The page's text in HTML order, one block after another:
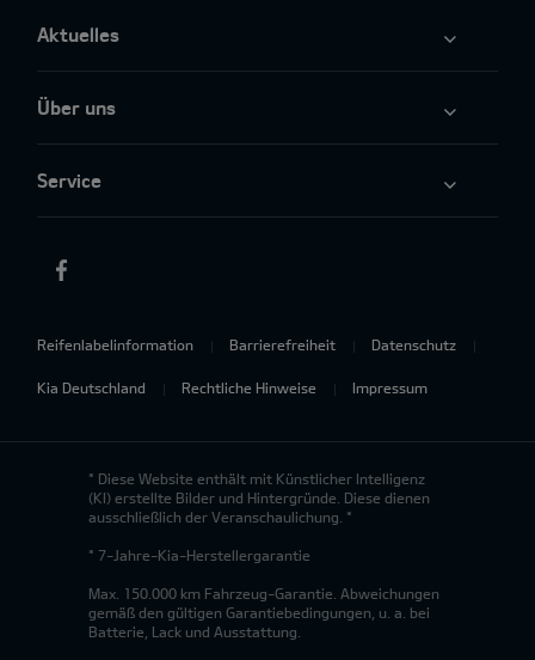
Aktuelles
Über uns
Service
Reifenlabelinformation Barrierefreiheit Datenschutz
Kia Deutschland Rechtliche Hinweise Impressum
* Diese Website enthält mit Künstlicher Intelligenz
(KI) erstellte Bilder und Hintergründe. Diese dienen
ausschließlich der Veranschaulichung. *
* 7-Jahre-Kia-Herstellergarantie
Max. 150.000 km Fahrzeug-Garantie. Abweichungen
gemäß den gültigen Garantiebedingungen, u. a. bei
Batterie, Lack und Ausstattung.